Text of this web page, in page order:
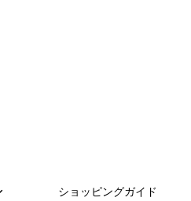
ショッピングガイド